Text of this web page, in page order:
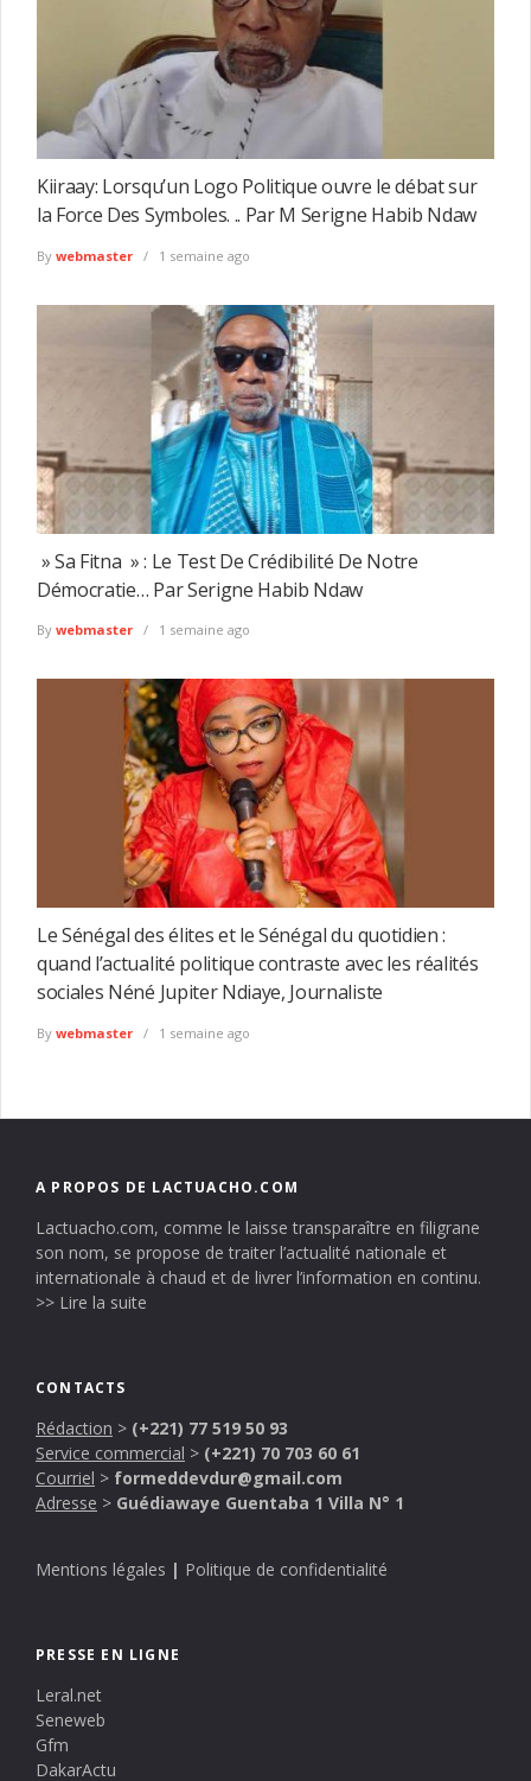
Kiiraay: Lorsqu’un Logo Politique ouvre le débat sur
la Force Des Symboles. .. Par M Serigne Habib Ndaw
By webmaster 1 semaine ago
» Sa Fitna » : Le Test De Crédibilité De Notre
Démocratie… Par Serigne Habib Ndaw
By webmaster 1 semaine ago
Le Sénégal des élites et le Sénégal du quotidien :
quand l’actualité politique contraste avec les réalités
sociales Néné Jupiter Ndiaye, Journaliste
By webmaster 1 semaine ago
A PROPOS DE LACTUACHO.COM
Lactuacho.com, comme le laisse transparaître en filigrane
son nom, se propose de traiter l’actualité nationale et
internationale à chaud et de livrer l’information en continu.
>> Lire la suite
CONTACTS
Rédaction > (+221) 77 519 50 93
Service commercial > (+221) 70 703 60 61
Courriel > formeddevdur@gmail.com
Adresse > Guédiawaye Guentaba 1 Villa N° 1
Mentions légales | Politique de confidentialité
PRESSE EN LIGNE
Leral.net
Seneweb
Gfm
DakarActu